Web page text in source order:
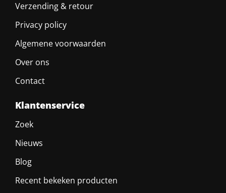
Verzending & retour
Privacy policy
Algemene voorwaarden
Over ons
Contact
Klantenservice
Zoek
Nieuws
Blog
Recent bekeken producten